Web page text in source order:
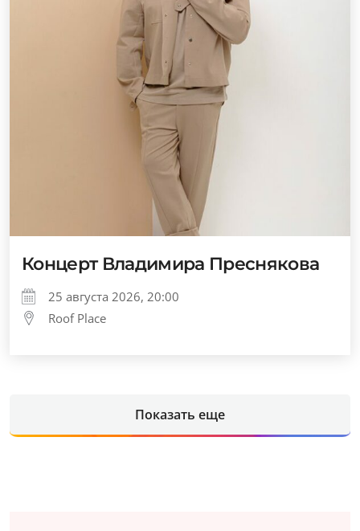
Концерт Владимира Преснякова
25 августа 2026, 20:00
Roof Place
Показать еще